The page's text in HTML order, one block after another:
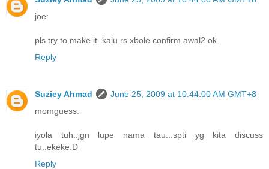
joe:
pls try to make it..kalu rs xbole confirm awal2 ok..
Reply
Suziey Ahmad
June 25, 2009 at 10:44:00 AM GMT+8
momguess:
iyola tuh..jgn lupe nama tau...spti yg kita discuss
tu..ekeke:D
Reply